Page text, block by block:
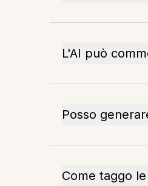
L'AI può
Posso
Come taggo